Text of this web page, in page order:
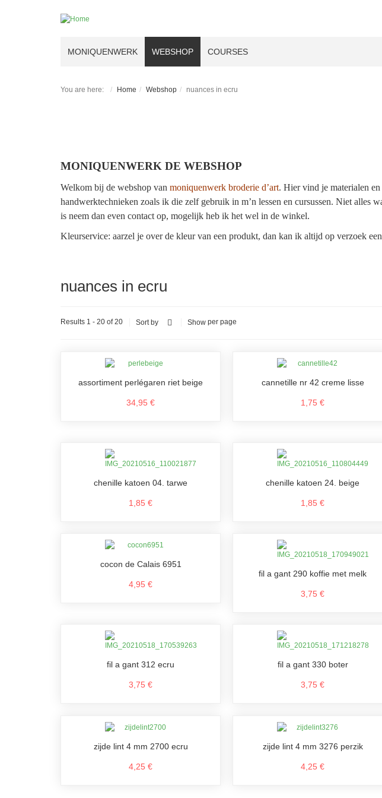
MONIQUENWERK WEBSHOP COURSES
You are here: Home Webshop nuances in ecru
MONIQUENWERK DE WEBSHOP
Welkom bij de webshop van moniquenwerk broderie d’art. Hier vind je materialen
handwerktechnieken zoals ik die zelf gebruik in m’n lessen en cursussen. Niet alles
is neem dan even contact op, mogelijk heb ik het wel in de winkel.
Kleurservice: aarzel je over de kleur van een produkt, dan kan ik altijd op verzoek
nuances in ecru
Results 1 - 20 of 20 Sort by Show per page
assortiment perlégaren riet beige
34,95 €
cannetille nr 42 creme lisse
1,75 €
chenille katoen 04. tarwe
1,85 €
chenille katoen 24. beige
1,85 €
cocon de Calais 6951
4,95 €
fil a gant 290 koffie met melk
3,75 €
fil a gant 312 ecru
3,75 €
fil a gant 330 boter
3,75 €
zijde lint 4 mm 2700 ecru
4,25 €
zijde lint 4 mm 3276 perzik
4,25 €